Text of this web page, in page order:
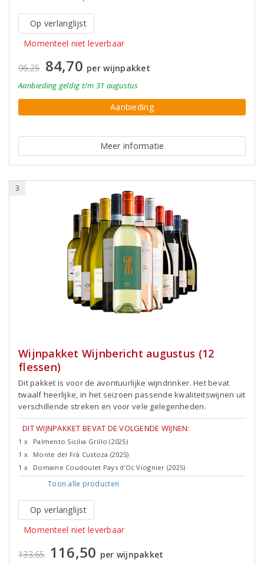
Op verlanglijst
Momenteel niet leverbaar
96,25 84,70 per wijnpakket
Aanbieding geldig t/m 31 augustus
Aanbieding
Meer informatie
3
Wijnpakket Wijnbericht augustus (12
flessen)
Dit pakket is voor de avontuurlijke wijndrinker. Het bevat
twaalf heerlijke, in het seizoen passende kwaliteitswijnen uit
verschillende streken en voor vele gelegenheden.
DIT WIJNPAKKET BEVAT DE VOLGENDE WIJNEN:
1 x
Palmento Sicilia Grillo (2025)
1 x
Monte del Frà Custoza (2025)
1 x
Domaine Coudoulet Pays d'Oc Viognier (2025)
Toon alle producten
Op verlanglijst
Momenteel niet leverbaar
133,65 116,50 per wijnpakket